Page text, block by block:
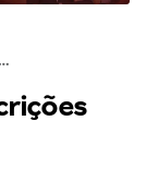
Concurso Vargem SP: inscrições abertas; até R$ 6,4 mil!